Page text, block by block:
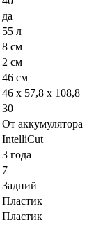
да
55 л
8 см
2 см
46 см
46 х 57,8 х 108,8
30
От аккумулятора
IntelliCut
3 года
7
Задний
Пластик
Пластик